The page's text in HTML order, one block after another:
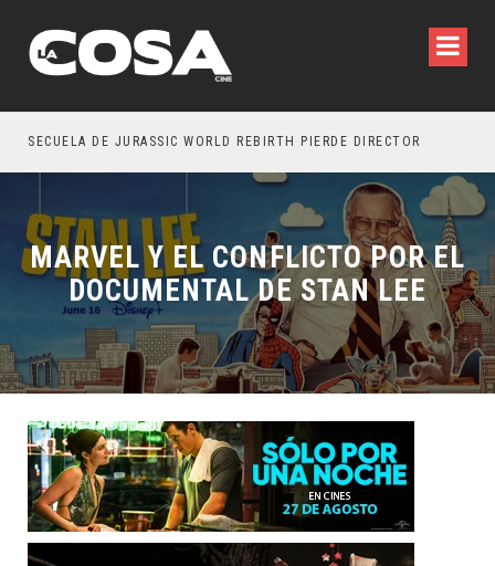
SECUELA DE JURASSIC WORLD REBIRTH PIERDE DIRECTOR
MARVEL Y EL CONFLICTO POR EL
DOCUMENTAL DE STAN LEE